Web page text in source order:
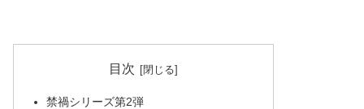
目次
禁禍シリーズ第2弾